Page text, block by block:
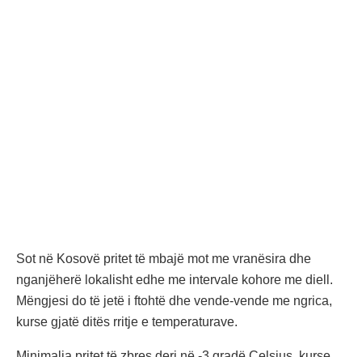
Sot në Kosovë pritet të mbajë mot me vranësira dhe
nganjëherë lokalisht edhe me intervale kohore me diell.
Mëngjesi do të jetë i ftohtë dhe vende-vende me ngrica,
kurse gjatë ditës rritje e temperaturave.